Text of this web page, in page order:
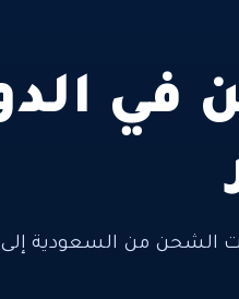
الشحن من السعودية